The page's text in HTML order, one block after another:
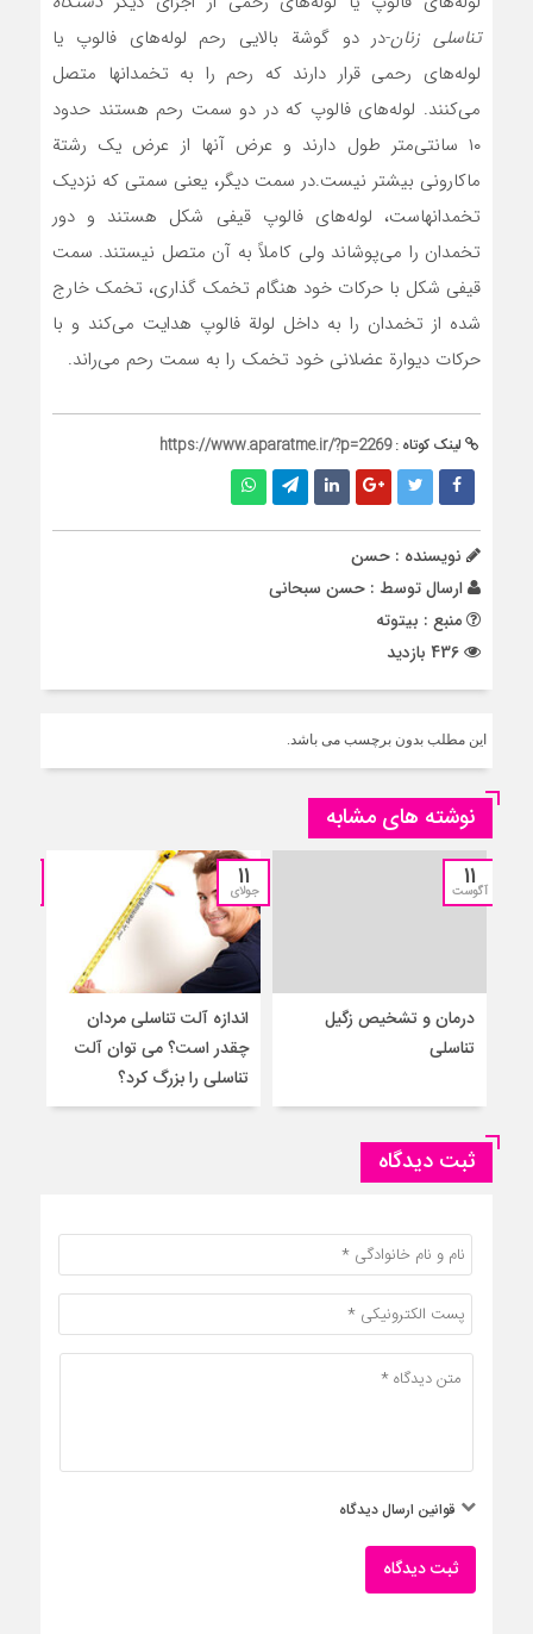
تناسلی زنان-در دو گوشة بالایی رحم لوله‌های فالوپ یا
لوله‌های رحمی قرار دارند که رحم را به تخمدانها متصل
می‌کنند. لوله‌های فالوپ که در دو سمت رحم هستند حدود
۱۰ سانتی‌متر طول دارند و عرض آنها از عرض یک رشتة
ماکارونی بیشتر نیست.در سمت دیگر، یعنی سمتی که نزدیک
تخمدانهاست، لوله‌های فالوپ قیفی شکل هستند و دور
تخمدان را می‌پوشاند ولی کاملاً به آن متصل نیستند. سمت
قیفی شکل با حرکات خود هنگام تخمک گذاری، تخمک خارج
شده از تخمدان را به داخل لولة فالوپ هدایت می‌کند و با
حرکات دیوارة عضلانی خود تخمک را به سمت رحم می‌راند.
لینک کوتاه :https://www.aparatme.ir/?p=2269
نویسنده : حسن
ارسال توسط : حسن سبحانی
منبع : بیتوته
این مطلب بدون برچسب می باشد.
نوشته های مشابه
11
آگوست
درمان و تشخیص زگیل
تناسلی
11
جولای
اندازه آلت تناسلی مردان
چقدر است؟ می توان آلت
تناسلی را بزرگ کرد؟
ثبت دیدگاه
قوانین ارسال دیدگاه
ثبت دیدگاه